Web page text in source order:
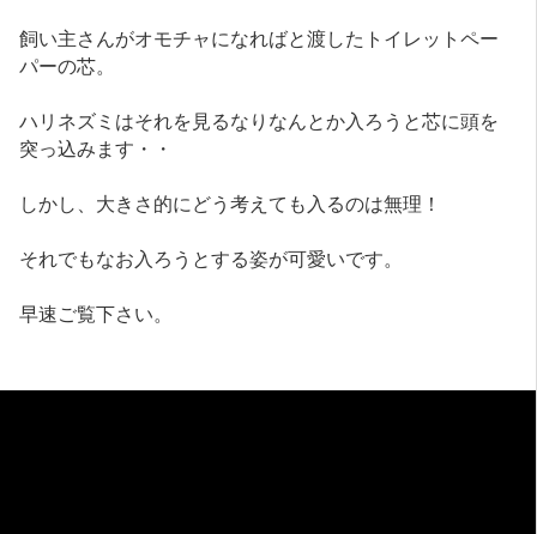
飼い主さんがオモチャになればと渡したトイレットペー
パーの芯。
ハリネズミはそれを見るなりなんとか入ろうと芯に頭を
突っ込みます・・
しかし、大きさ的にどう考えても入るのは無理！
それでもなお入ろうとする姿が可愛いです。
早速ご覧下さい。